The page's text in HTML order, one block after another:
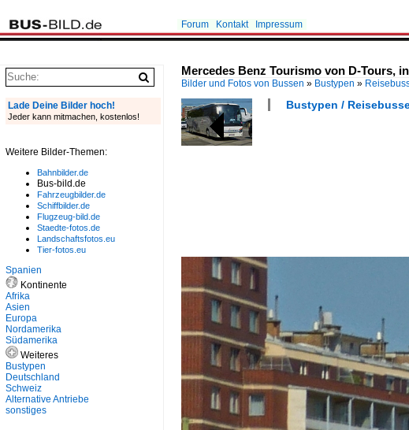
Forum Kontakt Impressum
Mercedes Benz Tourismo von D-Tours,
Bilder und Fotos von Bussen » Bustypen »
Bustypen /
Lade Deine Bilder hoch!
Jeder kann mitmachen, kostenlos!
Weitere Bilder-Themen:
Bahnbilder.de
Bus-bild.de
Fahrzeugbilder.de
Schiffbilder.de
Flugzeug-bild.de
Staedte-fotos.de
Landschaftsfotos.eu
Tier-fotos.eu
Spanien
Kontinente
Afrika
Asien
Europa
Nordamerika
Südamerika
Weiteres
Bustypen
Deutschland
Schweiz
Alternative Antriebe
sonstiges